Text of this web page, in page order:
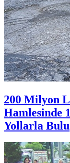
200 Milyon
Hamlesinde
Yollarla